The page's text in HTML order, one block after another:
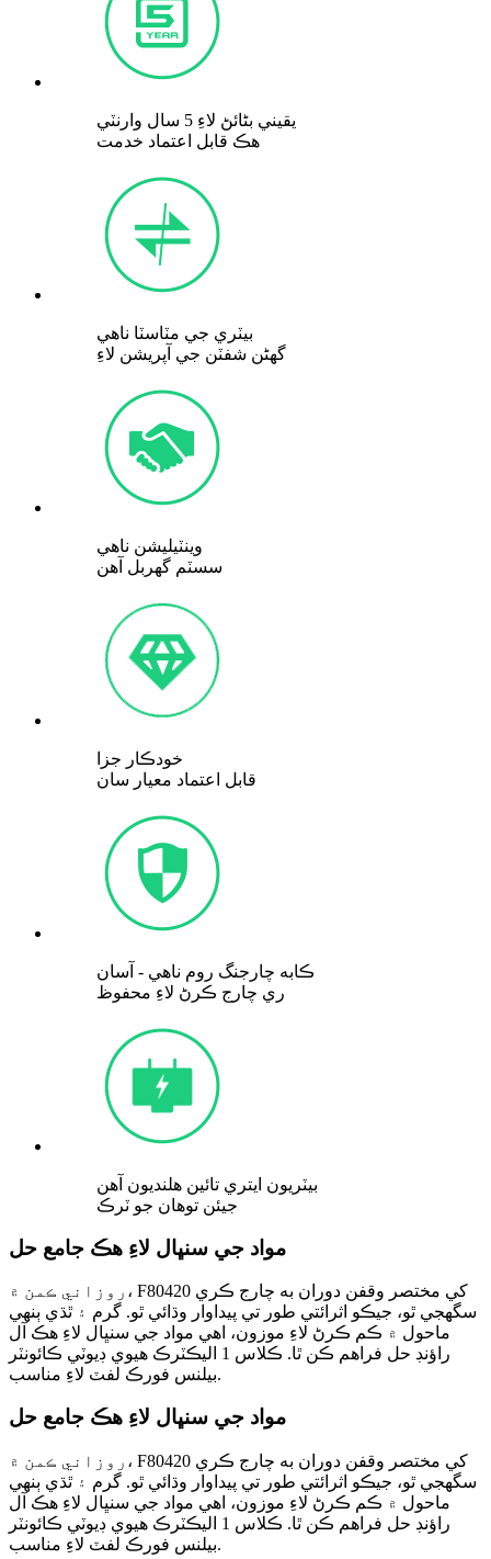
يقيني بڻائڻ لاءِ 5 سال وارنٽي
هڪ قابل اعتماد خدمت
بيٽري جي مٽاسٽا ناهي
گھڻن شفٽن جي آپريشن لاءِ
وينٽيليشن ناهي
سسٽم گهربل آهن
خودڪار جزا
قابل اعتماد معيار سان
ڪابه چارجنگ روم ناهي - آسان
ري چارج ڪرڻ لاءِ محفوظ
بيٽريون ايتري تائين هلنديون آهن
جيئن توهان جو ٽرڪ
مواد جي سنڀال لاءِ هڪ جامع حل
روزاني ڪمن ۾، F80420 کي مختصر وقفن دوران به چارج ڪري
سگهجي ٿو، جيڪو اثرائتي طور تي پيداوار وڌائي ٿو. گرم ۽ ٿڌي ٻنهي
ماحول ۾ ڪم ڪرڻ لاءِ موزون، اهي مواد جي سنڀال لاءِ هڪ آل
راؤنڊ حل فراهم ڪن ٿا. ڪلاس 1 اليڪٽرڪ هيوي ڊيوٽي ڪائونٽر
بيلنس فورڪ لفٽ لاءِ مناسب.
مواد جي سنڀال لاءِ هڪ جامع حل
روزاني ڪمن ۾، F80420 کي مختصر وقفن دوران به چارج ڪري
سگهجي ٿو، جيڪو اثرائتي طور تي پيداوار وڌائي ٿو. گرم ۽ ٿڌي ٻنهي
ماحول ۾ ڪم ڪرڻ لاءِ موزون، اهي مواد جي سنڀال لاءِ هڪ آل
راؤنڊ حل فراهم ڪن ٿا. ڪلاس 1 اليڪٽرڪ هيوي ڊيوٽي ڪائونٽر
بيلنس فورڪ لفٽ لاءِ مناسب.